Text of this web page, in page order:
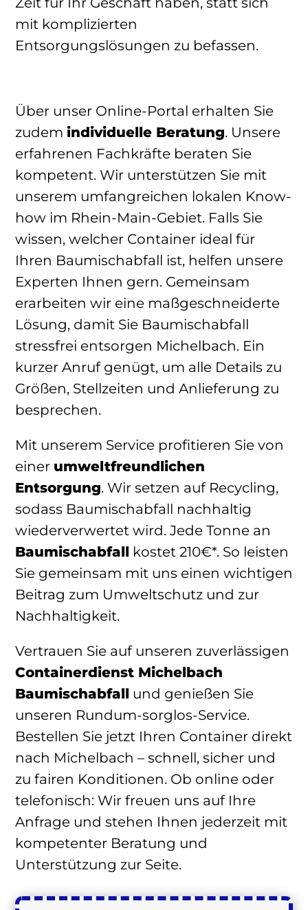
mit komplizierten
Entsorgungslösungen zu befassen.
Über unser Online-Portal erhalten Sie
zudem individuelle Beratung. Unsere
erfahrenen Fachkräfte beraten Sie
kompetent. Wir unterstützen Sie mit
unserem umfangreichen lokalen Know-
how im Rhein-Main-Gebiet. Falls Sie
wissen, welcher Container ideal für
Ihren Baumischabfall ist, helfen unsere
Experten Ihnen gern. Gemeinsam
erarbeiten wir eine maßgeschneiderte
Lösung, damit Sie Baumischabfall
stressfrei entsorgen Michelbach. Ein
kurzer Anruf genügt, um alle Details zu
Größen, Stellzeiten und Anlieferung zu
besprechen.
Mit unserem Service profitieren Sie von
einer umweltfreundlichen
Entsorgung. Wir setzen auf Recycling,
sodass Baumischabfall nachhaltig
wiederverwertet wird. Jede Tonne an
Baumischabfall kostet 210€*. So leisten
Sie gemeinsam mit uns einen wichtigen
Beitrag zum Umweltschutz und zur
Nachhaltigkeit.
Vertrauen Sie auf unseren zuverlässigen
Containerdienst Michelbach
Baumischabfall und genießen Sie
unseren Rundum-sorglos-Service.
Bestellen Sie jetzt Ihren Container direkt
nach Michelbach – schnell, sicher und
zu fairen Konditionen. Ob online oder
telefonisch: Wir freuen uns auf Ihre
Anfrage und stehen Ihnen jederzeit mit
kompetenter Beratung und
Unterstützung zur Seite.